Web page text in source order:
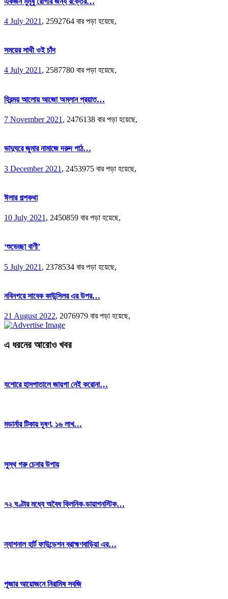
4 July 2021 , 2592764 বার পড়া হয়েছে,
সময়ের সাথী ওই চাঁদ
4 July 2021, 2587780 বার পড়া হয়েছে,
হিরন্ময় আলোয় আজো অম্লান প্রয়াত…
7 November 2021 , 2476138 বার পড়া হয়েছে,
ভাদুঘরে জুমার নামাজে দরুদ পাঠ…
3 December 2021 , 2453975 বার পড়া হয়েছে,
ঈলার গল্পকথা
10 July 2021 , 2450859 বার পড়া হয়েছে,
‘শুভেচ্ছা বাণী’
5 July 2021 , 2378534 বার পড়া হয়েছে,
নবিনগরে সাবেক কাউন্সিলর এর উপর…
21 August 2022, 2076979 বার পড়া হয়েছে,
এ ধরনের আরোও খবর
যশোরে হাসপাতালে জায়গা নেই করোনা…
মডার্নার টিকায় দূষণ, ১৬ লাখ…
সুস্থ গরু চেনার উপায়
৭২ ঘণ্টার মধ্যে অবৈধ ক্লিনিক-ডায়াগনস্টিক…
ন্যাশনাল হার্ট ফাউন্ডেশন ব্রাহ্মণবাড়িয়া এর…
পূজার আয়োজনে নিরামিষ সবজি